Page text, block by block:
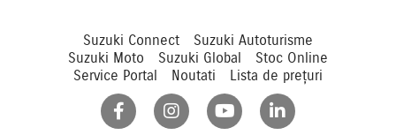
Suzuki Connect
Suzuki Autoturisme
Suzuki Moto
Suzuki Global
Stoc Online
Service Portal
Noutati Lista de prețuri